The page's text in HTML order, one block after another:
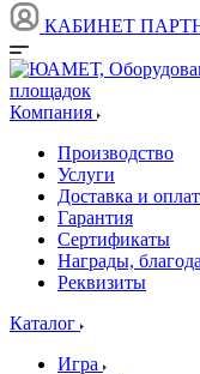
КАБИНЕТ
Компания
Производство
Услуги
Доставка и
Гарантия
Сертификаты
Награды,
Реквизиты
Каталог
Игра